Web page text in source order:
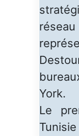
York.
Le